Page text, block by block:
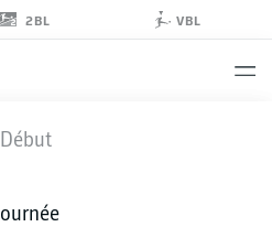
2BL VBL
Début
- FCB